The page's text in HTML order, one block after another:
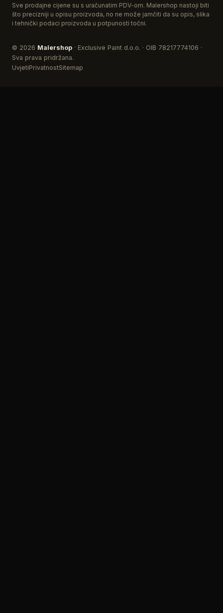
Sve prodajne cijene su s uračunatim PDV-om. Malershop nastoji biti
što precizniji u opisu proizvoda, no ne može jamčiti da su opis, slika
i tehnički podaci proizvoda u potpunosti točni.
© 2026 Malershop · Exclusive Paint d.o.o. · OIB 78217774106 ·
Sva prava pridržana.
UvjetiPrivatnostSitemap